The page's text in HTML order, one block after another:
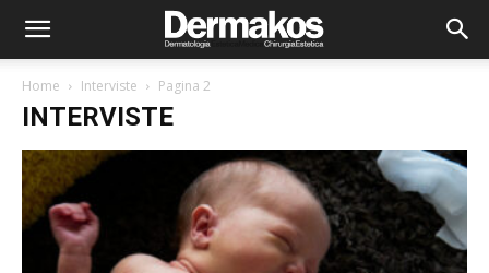
Home Interviste Pagina 2
INTERVISTE